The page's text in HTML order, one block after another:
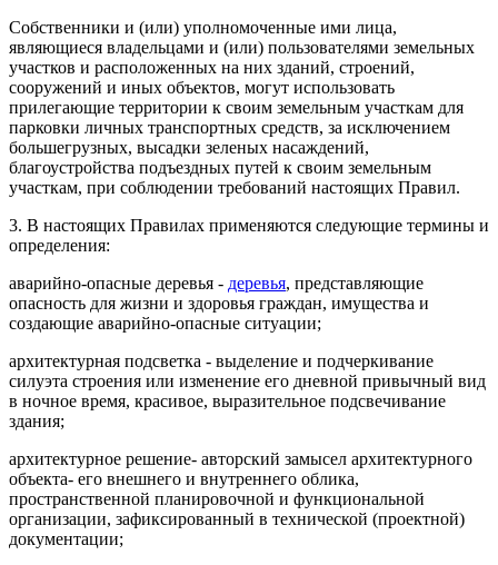
Собственники и (или) уполномоченные ими лица,
являющиеся владельцами и (или) пользователями земельных
участков и расположенных на них зданий, строений,
сооружений и иных объектов, могут использовать
прилегающие территории к своим земельным участкам для
парковки личных транспортных средств, за исключением
большегрузных, высадки зеленых насаждений,
благоустройства подъездных путей к своим земельным
участкам, при соблюдении требований настоящих Правил.
3. В настоящих Правилах применяются следующие термины и
определения:
аварийно-опасные деревья - деревья, представляющие
опасность для жизни и здоровья граждан, имущества и
создающие аварийно-опасные ситуации;
архитектурная подсветка - выделение и подчеркивание
силуэта строения или изменение его дневной привычный вид
в ночное время, красивое, выразительное подсвечивание
здания;
архитектурное решение- авторский замысел архитектурного
объекта- его внешнего и внутреннего облика,
пространственной планировочной и функциональной
организации, зафиксированный в технической (проектной)
документации;